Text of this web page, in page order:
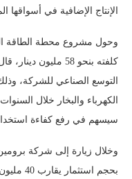
الإنتاج الإضافية في أسواقها
وحول مشروع محطة الطاقة
كلفته بنحو 58
التوسع الصناعي للشركة،
الكهرباء والبخار خلال
سيسهم في رفع كفاءة
وخلال زيارة إلى شركة
بحجم